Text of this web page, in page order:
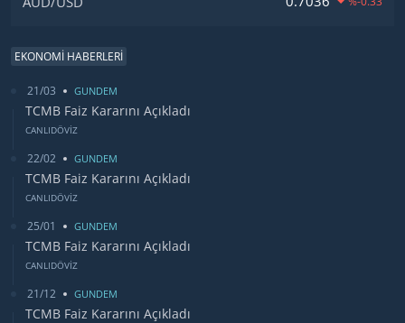
EKONOMİ HABERLERİ
21/03 GUNDEM
TCMB Faiz Kararını Açıkladı
CANLIDÖVİZ
22/02 GUNDEM
TCMB Faiz Kararını Açıkladı
CANLIDÖVİZ
25/01 GUNDEM
TCMB Faiz Kararını Açıkladı
CANLIDÖVİZ
21/12 GUNDEM
TCMB Faiz Kararını Açıkladı